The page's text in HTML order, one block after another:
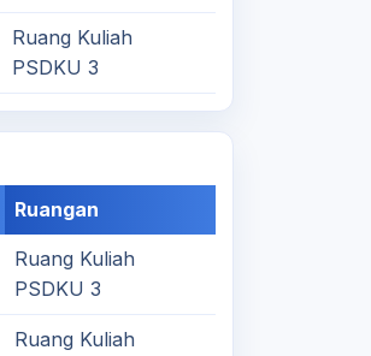
Ruang Kuliah
PSDKU 3
Ruangan
Ruang Kuliah
PSDKU 3
Ruang Kuliah